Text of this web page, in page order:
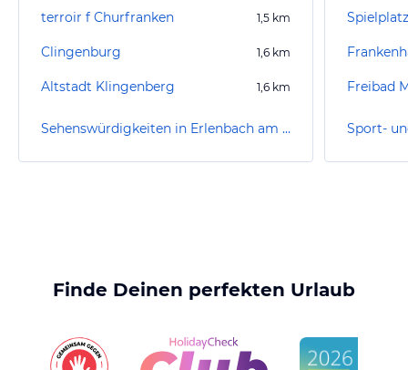
terroir f Churfranken 1,5 km
Clingenburg 1,6 km
Altstadt Klingenberg 1,6 km
Sehenswürdigkeiten in Erlenbach am Main
Freibad
Finde Deinen perfekten Urlaub